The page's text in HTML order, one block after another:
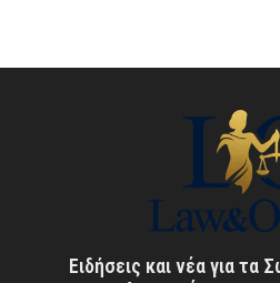
Ειδήσεις και νέα για τα